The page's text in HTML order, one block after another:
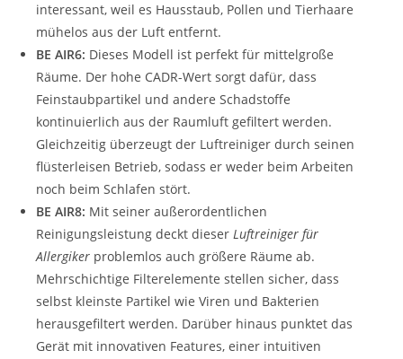
interessant, weil es Hausstaub, Pollen und Tierhaare
mühelos aus der Luft entfernt.
BE AIR6: Dieses Modell ist perfekt für mittelgroße
Räume. Der hohe CADR-Wert sorgt dafür, dass
Feinstaubpartikel und andere Schadstoffe
kontinuierlich aus der Raumluft gefiltert werden.
Gleichzeitig überzeugt der Luftreiniger durch seinen
flüsterleisen Betrieb, sodass er weder beim Arbeiten
noch beim Schlafen stört.
BE AIR8: Mit seiner außerordentlichen
Reinigungsleistung deckt dieser Luftreiniger für
Allergiker problemlos auch größere Räume ab.
Mehrschichtige Filterelemente stellen sicher, dass
selbst kleinste Partikel wie Viren und Bakterien
herausgefiltert werden. Darüber hinaus punktet das
Gerät mit innovativen Features, einer intuitiven